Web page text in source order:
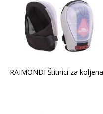
RAIMONDI Štitnici za koljena